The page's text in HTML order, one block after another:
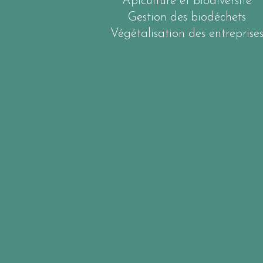
Gestion des biodéchets
Végétalisation des